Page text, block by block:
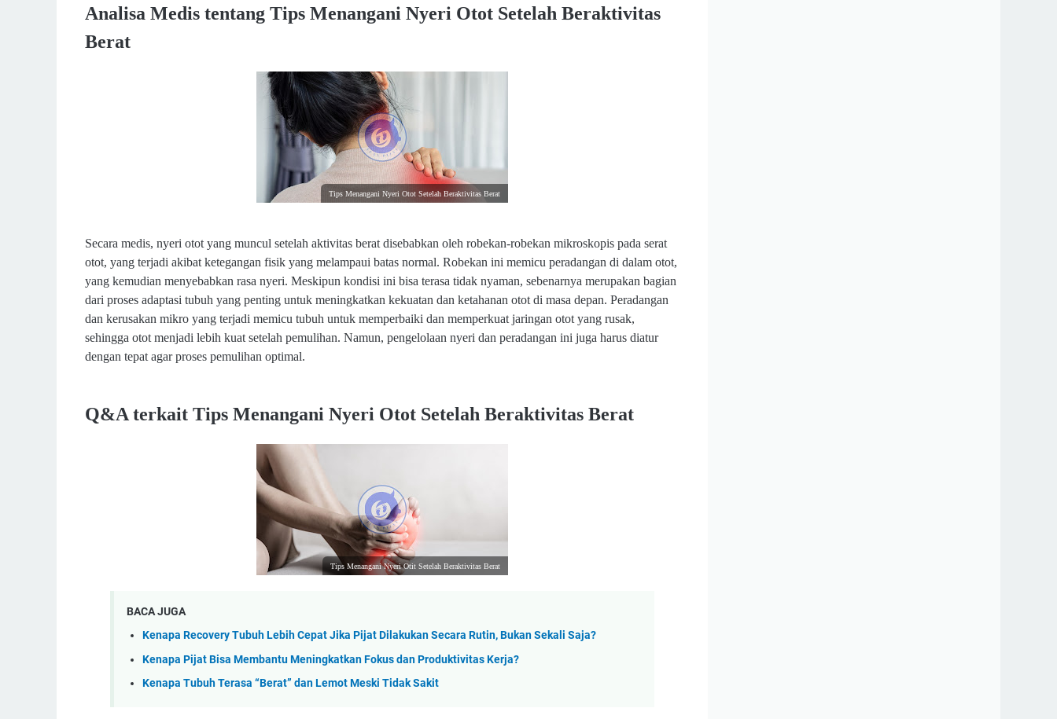
Analisa Medis tentang Tips Menangani Nyeri Otot Setelah Beraktivitas
Berat
Tips Menangani Nyeri Otot Setelah Beraktivitas Berat
Secara medis, nyeri otot yang muncul setelah aktivitas berat disebabkan oleh robekan-robekan mikroskopis pada serat
otot, yang terjadi akibat ketegangan fisik yang melampaui batas normal. Robekan ini memicu peradangan di dalam otot,
yang kemudian menyebabkan rasa nyeri. Meskipun kondisi ini bisa terasa tidak nyaman, sebenarnya merupakan bagian
dari proses adaptasi tubuh yang penting untuk meningkatkan kekuatan dan ketahanan otot di masa depan. Peradangan
dan kerusakan mikro yang terjadi memicu tubuh untuk memperbaiki dan memperkuat jaringan otot yang rusak,
sehingga otot menjadi lebih kuat setelah pemulihan. Namun, pengelolaan nyeri dan peradangan ini juga harus diatur
dengan tepat agar proses pemulihan optimal.
Q&A terkait Tips Menangani Nyeri Otot Setelah Beraktivitas Berat
Tips Menangani Nyeri Otit Setelah Beraktivitas Berat
BACA JUGA
Kenapa Recovery Tubuh Lebih Cepat Jika Pijat Dilakukan Secara Rutin, Bukan Sekali Saja?
Kenapa Pijat Bisa Membantu Meningkatkan Fokus dan Produktivitas Kerja?
Kenapa Tubuh Terasa “Berat” dan Lemot Meski Tidak Sakit